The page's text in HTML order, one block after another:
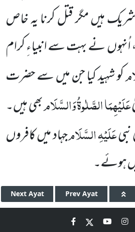
ہیں مگر قتل کرنا یہخاص
اُنہوں نے بہت سے انبیاءِ کرام
کو شہید کیا جن میں سے حضرت
عَلَیْہِمَا الصَّلٰوۃُ وَالسَّلَامبھی ہیں۔
عَلَیْہِ السَّلَامجہاد میں کافروں
ہوئے۔
Next Ayat Prev Ayat